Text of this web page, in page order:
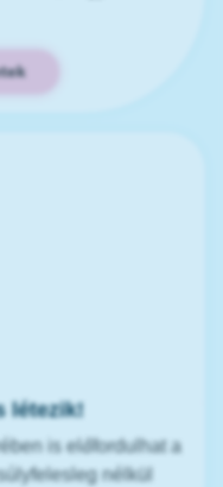
létezik!
is előfordulhat a
nélkül